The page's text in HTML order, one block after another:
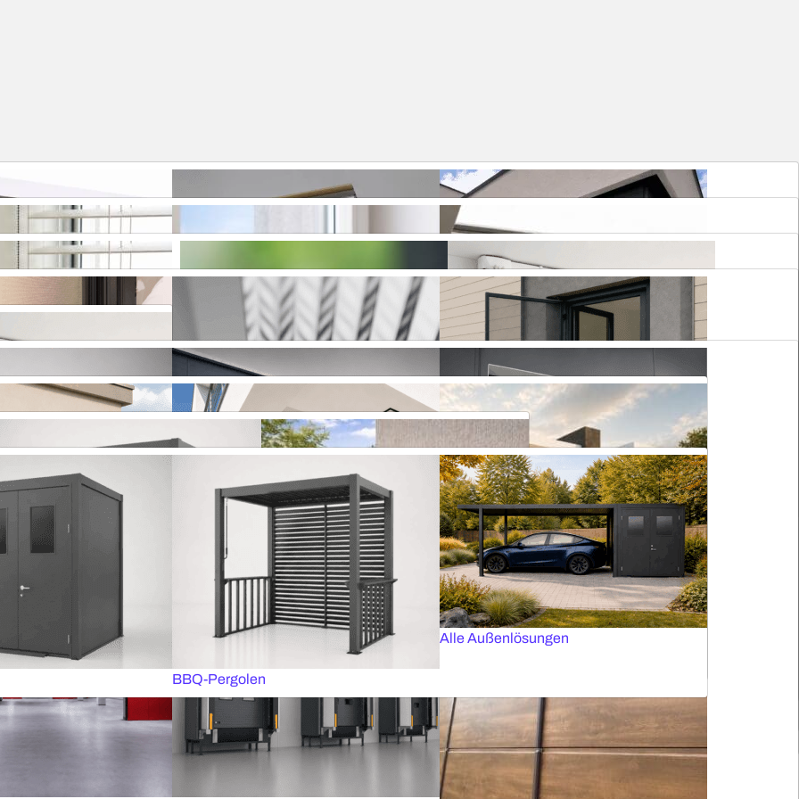
Dachfensterrollos Fassadenrollos
Plissee-Jalousien Plissees für Dachfenster
Schützende Jalousien Fassadenjalousien
MOTIONBLINDS Smarte Steuerung mit SOMFY
Elektrische Vorhangschienen
Plissee-Insektenschutz Insektenschutztüren
Industrie-Sektionaltore Sektionaltore mit Verglasung
Alle Markisen
pergolen
BBQ-Pergolen
Alle Außenlösungen
BLINDFARBEN AUS ALUMINIUM